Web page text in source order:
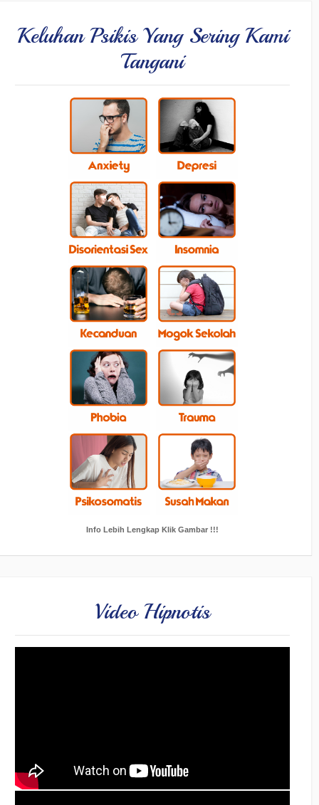
Keluhan Psikis Yang Sering Kami
Tangani
Info Lebih Lengkap Klik Gambar !!!
Video Hipnotis